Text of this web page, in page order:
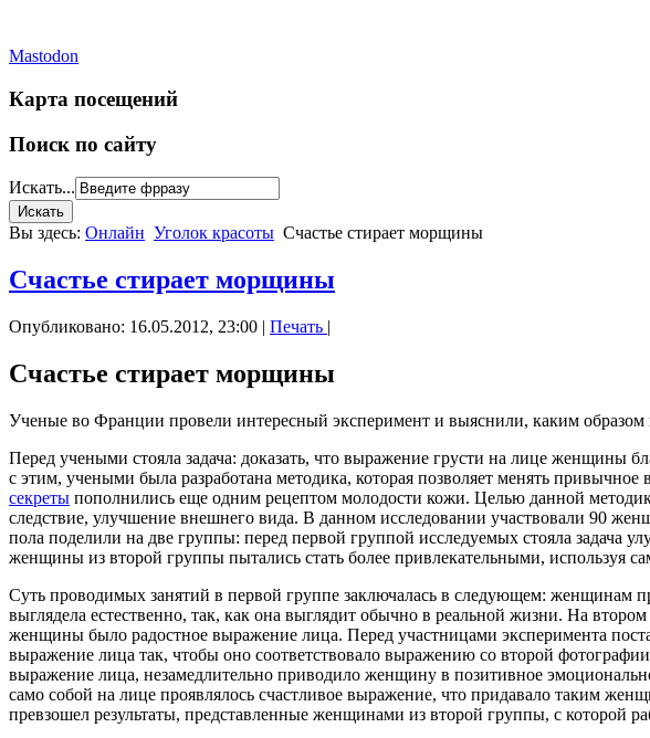
Mastodon
Карта посещений
Поиск по сайту
Искать...
Вы здесь: Онлайн Уголок красоты Счастье стирает морщины
Счастье стирает морщины
Опубликовано: 16.05.2012, 23:00 | Печать |
Счастье стирает морщины
Ученые во Франции провели интересный эксперимент и выяснили, каким
Перед учеными стояла задача: доказать, что выражение грусти на лице женщины
с этим, учеными была разработана методика, которая позволяет менять
секреты пополнились еще одним рецептом молодости кожи. Целью данной
следствие, улучшение внешнего вида. В данном исследовании участвовали 90
пола поделили на две группы: перед первой группой исследуемых стояла задача
женщины из второй группы пытались стать более привлекательными, используя
Суть проводимых занятий в первой группе заключалась в следующем: женщинам
выглядела естественно, так, как она выглядит обычно в реальной жизни. На
женщины было радостное выражение лица. Перед участницами эксперимента
выражение лица так, чтобы оно соответствовало выражению со второй
выражение лица, незамедлительно приводило женщину в позитивное
само собой на лице проявлялось счастливое выражение, что придавало таким
превзошел результаты, представленные женщинами из второй группы, с которой